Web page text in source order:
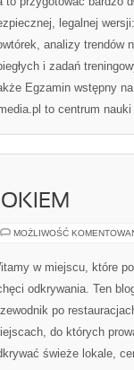
legalnej
analizy trendów
i zadań
Egzamin wstępny
to centrum
MOŻLIWOŚĆ
w miejscu, które
odkrywania. Ten
po
do których
świeże lokale,